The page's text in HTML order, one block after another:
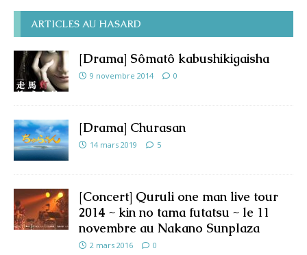
ARTICLES AU HASARD
[Drama] Sômatô kabushikigaisha
9 novembre 2014 0
[Drama] Churasan
14 mars 2019 5
[Concert] Quruli one man live tour
2014 ~ kin no tama futatsu ~ le 11
novembre au Nakano Sunplaza
2 mars 2016 0